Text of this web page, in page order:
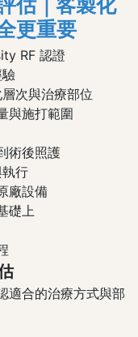
估｜客製化
更重要
RF 認證
次與治療部位
與施打範圍
術後照護
行
廠設備
礎上
適合的治療方式與部